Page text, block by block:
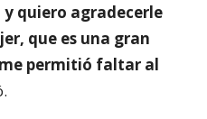
quiero agradecerle
que es una gran
permitió faltar al